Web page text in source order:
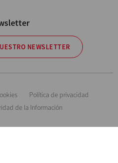
NEWSLETTER
Política de privacidad
de la Información
el derecho de modificar cualquier